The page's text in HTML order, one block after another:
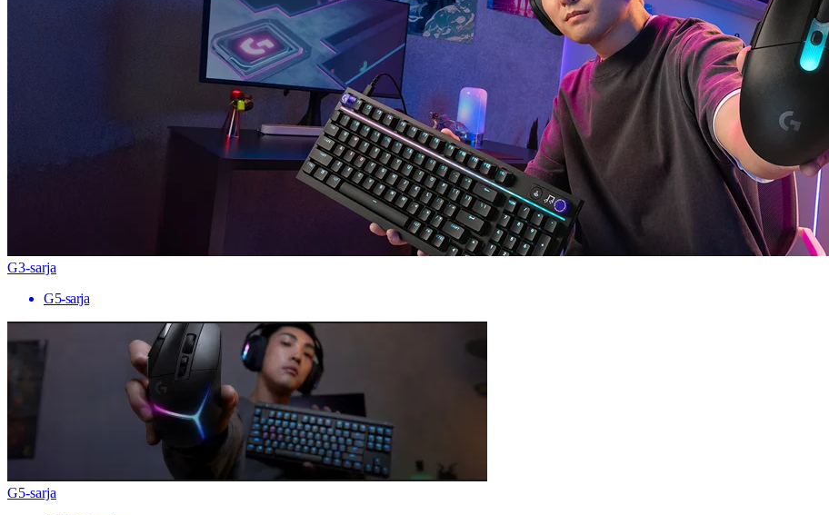
G3-sarja
G5-sarja
G5-sarja